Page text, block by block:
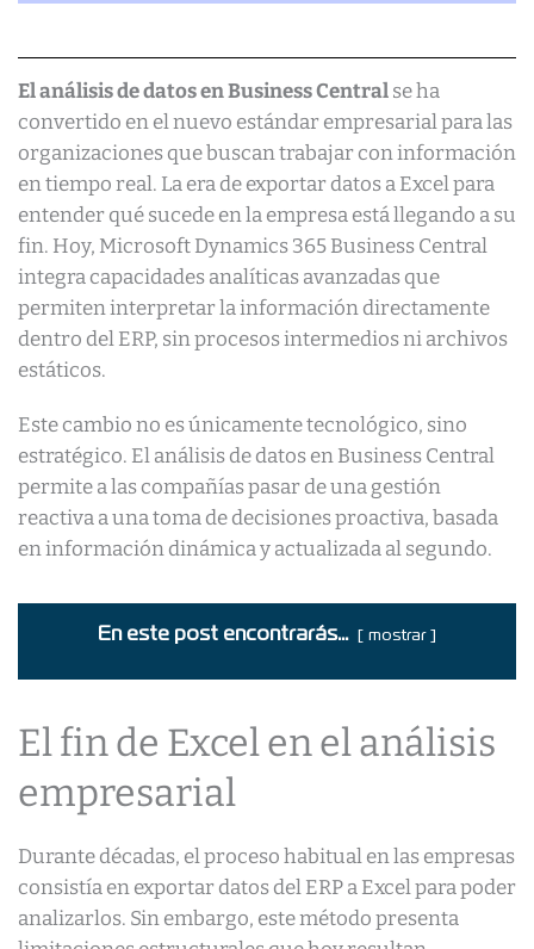
El análisis de datos en Business Centralse ha
convertido en el nuevo estándar empresarial para las
organizaciones que buscan trabajar con información
en tiempo real. La era de exportar datos a Excel para
entender qué sucede en la empresa está llegando a su
fin. Hoy, Microsoft Dynamics 365 Business Central
integra capacidades analíticas avanzadas que
permiten interpretar la información directamente
dentro del ERP, sin procesos intermedios ni archivos
estáticos.
Este cambio no es únicamente tecnológico, sino
estratégico. El análisis de datos en Business Central
permite a las compañías pasar de una gestión
reactiva a una toma de decisiones proactiva, basada
en información dinámica y actualizada al segundo.
En este post encontrarás... mostrar
El fin de Excel en el análisis
empresarial
Durante décadas, el proceso habitual en las empresas
consistía en exportar datos del ERP a Excel para poder
analizarlos. Sin embargo, este método presenta